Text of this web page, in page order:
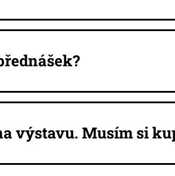
výstavu. Musím si